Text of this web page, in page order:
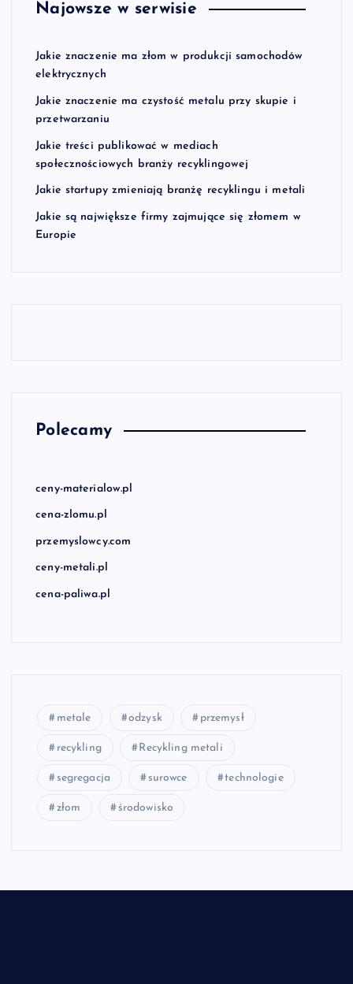
Najowsze w serwisie
Jakie znaczenie ma złom w produkcji samochodów
elektrycznych
Jakie znaczenie ma czystość metalu przy skupie i
przetwarzaniu
Jakie treści publikować w mediach
społecznościowych branży recyklingowej
Jakie startupy zmieniają branżę recyklingu i metali
Jakie są największe firmy zajmujące się złomem w
Europie
Polecamy
ceny-materialow.pl
cena-zlomu.pl
przemyslowcy.com
ceny-metali.pl
cena-paliwa.pl
metale odzysk przemysł
recykling Recykling metali
segregacja surowce technologie
złom środowisko